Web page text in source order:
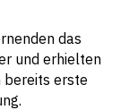
das
und erhielten
bereits erste